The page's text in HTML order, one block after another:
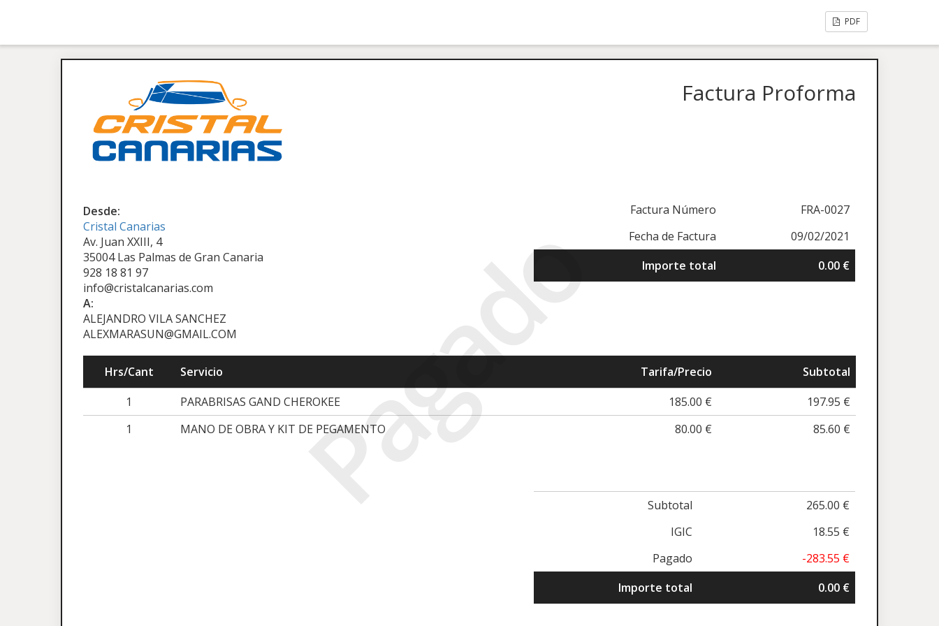
PDF
Pagado
Factura Proforma
Desde:
Cristal Canarias
Av. Juan XXIII, 4
35004 Las Palmas de Gran Canaria
928 18 81 97
info@cristalcanarias.com
Factura Número
FRA-0027
Fecha de Factura
09/02/2021
Importe total
0.00 €
A:
ALEJANDRO VILA SANCHEZ
ALEXMARASUN@GMAIL.COM
Hrs/Cant Servicio Tarifa/Precio
Subtotal
1
PARABRISAS GAND CHEROKEE 185.00 €
197.95 €
1
MANO DE OBRA Y KIT DE PEGAMENTO 80.00 € 85.60 €
Subtotal
265.00 €
IGIC
18.55 €
Pagado
-283.55 €
Importe total
0.00 €